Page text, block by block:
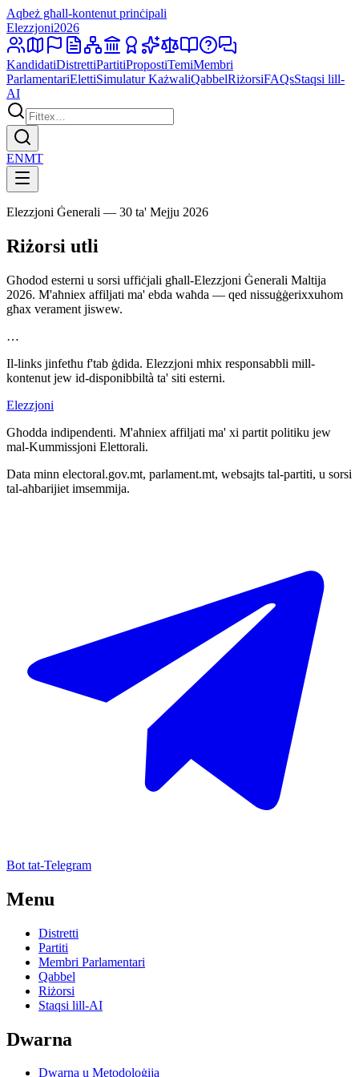
Aqbeż għall-kontenut prinċipali
Elezzjoni2026
KandidatiDistrettiPartitiPropostiTemiMembri
ParlamentariElettiSimulatur KażwaliQabbelRiżorsiFAQsStaqsi lill-
AI
ENMT
Elezzjoni Ġenerali — 30 ta' Mejju 2026
Riżorsi utli
Għodod esterni u sorsi uffiċjali għall-Elezzjoni Ġenerali Maltija
2026. M'aħniex affiljati ma' ebda waħda — qed nissuġġerixxuhom
għax verament jiswew.
…
Il-links jinfetħu f'tab ġdida. Elezzjoni mhix responsabbli mill-
kontenut jew id-disponibbiltà ta' siti esterni.
Elezzjoni
Għodda indipendenti. M'aħniex affiljati ma' xi partit politiku jew
mal-Kummissjoni Elettorali.
Data minn electoral.gov.mt, parlament.mt, websajts tal-partiti, u sorsi
tal-aħbarijiet imsemmija.
Bot tat-Telegram
Menu
Distretti
Partiti
Membri Parlamentari
Qabbel
Riżorsi
Staqsi lill-AI
Dwarna
Dwarna u Metodoloġija